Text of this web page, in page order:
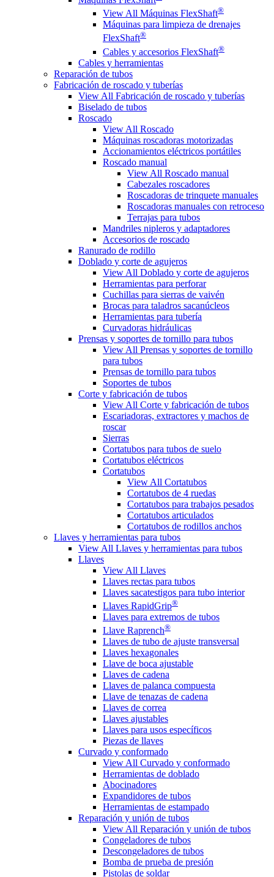
View All Máquinas FlexShaft®
Máquinas para limpieza de drenajes
FlexShaft®
Cables y accesorios FlexShaft®
Cables y herramientas
Reparación de tubos
Fabricación de roscado y tuberías
View All Fabricación de roscado y tuberías
Biselado de tubos
Roscado
View All Roscado
Máquinas roscadoras motorizadas
Accionamientos eléctricos portátiles
Roscado manual
View All Roscado manual
Cabezales roscadores
Roscadoras de trinquete manuales
Roscadoras manuales con retroceso
Terrajas para tubos
Mandriles nipleros y adaptadores
Accesorios de roscado
Ranurado de rodillo
Doblado y corte de agujeros
View All Doblado y corte de agujeros
Herramientas para perforar
Cuchillas para sierras de vaivén
Brocas para taladros sacanúcleos
Herramientas para tubería
Curvadoras hidráulicas
Prensas y soportes de tornillo para tubos
View All Prensas y soportes de tornillo
para tubos
Prensas de tornillo para tubos
Soportes de tubos
Corte y fabricación de tubos
View All Corte y fabricación de tubos
Escariadoras, extractores y machos de
roscar
Sierras
Cortatubos para tubos de suelo
Cortatubos eléctricos
Cortatubos
View All Cortatubos
Cortatubos de 4 ruedas
Cortatubos para trabajos pesados
Cortatubos articulados
Cortatubos de rodillos anchos
Llaves y herramientas para tubos
View All Llaves y herramientas para tubos
Llaves
View All Llaves
Llaves rectas para tubos
Llaves sacatestigos para tubo interior
Llaves RapidGrip®
Llaves para extremos de tubos
Llave Raprench®
Llaves de tubo de ajuste transversal
Llaves hexagonales
Llave de boca ajustable
Llaves de cadena
Llaves de palanca compuesta
Llave de tenazas de cadena
Llaves de correa
Llaves ajustables
Llaves para usos específicos
Piezas de llaves
Curvado y conformado
View All Curvado y conformado
Herramientas de doblado
Abocinadores
Expandidores de tubos
Herramientas de estampado
Reparación y unión de tubos
View All Reparación y unión de tubos
Congeladores de tubos
Descongeladores de tubos
Bomba de prueba de presión
Pistolas de soldar